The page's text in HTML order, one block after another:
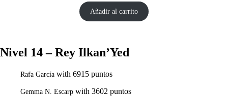
Añadir al carrito
Nivel 14 – Rey Ilkan’Yed
Rafa García with 6915 puntos
Gemma N. Escarp with 3602 puntos